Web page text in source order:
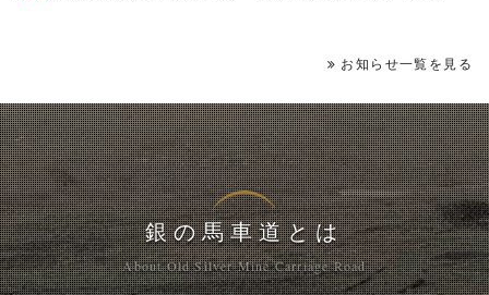
お知らせ一覧を見る
銀の馬車道とは
About Old Silver Mine Carriage Road